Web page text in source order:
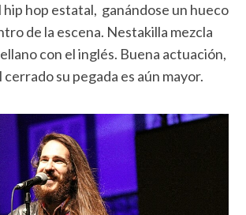
hop estatal, ganándose un hueco
de la escena. Nestakilla mezcla
con el inglés. Buena actuación,
su pegada es aún mayor.